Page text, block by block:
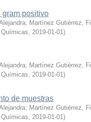
gram positivo
; Martínez Gutiérrez,
, 2019-01-01)
; Martínez Gutiérrez,
, 2019-01-01)
de muestras
; Martínez Gutiérrez,
, 2019-01-01)